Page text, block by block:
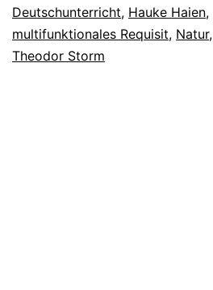
Deutschunterricht, Hauke Haien,
multifunktionales Requisit, Natur,
Theodor Storm